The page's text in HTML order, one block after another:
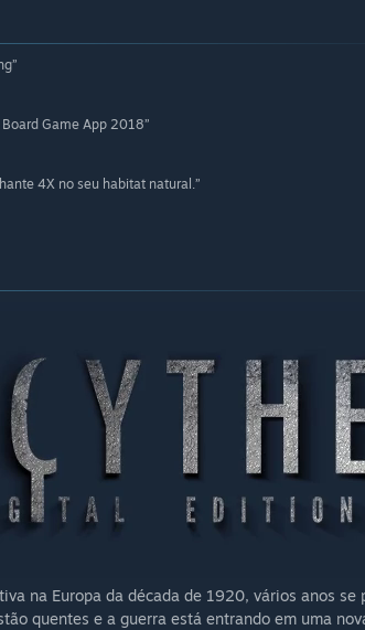
Game App 2018”
4X no seu habitat natural.”
na Europa da década de 1920, vários anos se
quentes e a guerra está entrando em uma